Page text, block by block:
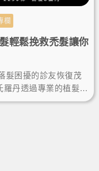
欄
輕鬆挽救禿髮讓你
髮困擾的診友恢復茂
丹透過專業的植髮手
果讓他很滿意，髮量